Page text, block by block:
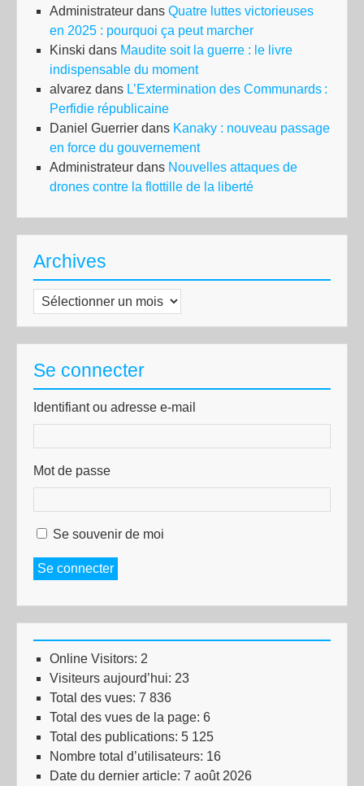
Administrateur dans Quatre luttes victorieuses
en 2025 : pourquoi ça peut marcher
Kinski dans Maudite soit la guerre : le livre
indispensable du moment
alvarez dans L’Extermination des Communards :
Perfidie républicaine
Daniel Guerrier dans Kanaky : nouveau passage
en force du gouvernement
Administrateur dans Nouvelles attaques de
drones contre la flottille de la liberté
Archives
Archives
Se connecter
Identifiant ou adresse e-mail
Mot de passe
Se souvenir de moi
Se connecter
Online Visitors: 2
Visiteurs aujourd’hui: 23
Total des vues: 7 836
Total des vues de la page: 6
Total des publications: 5 125
Nombre total d’utilisateurs: 16
Date du dernier article: 7 août 2026